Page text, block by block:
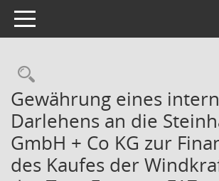
Toggle navigation
Rechercheauswahl
Gewährung eines
Darlehens an die
GmbH + Co KG zur
des Kaufes der